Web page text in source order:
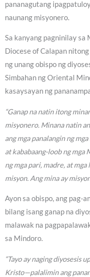
pananagutang
naunang misyonero.
Sa kanyang pagninilay sa
Diocese of Calapan
ng unang obispo ng
Simbahan ng Oriental
kasaysayan ng
“Ganap na natin itong
misyonero. Minana natin
ang mga panalangin ng
at kababaang-loob ng mga
ng mga pari, madre, at mga
misyon. Ang mina ay
Ayon sa obispo, ang pag-
bilang isang ganap na
malawak na
sa Mindoro.
“Tayo ay naging diyosesis
Kristo—palalimin ang